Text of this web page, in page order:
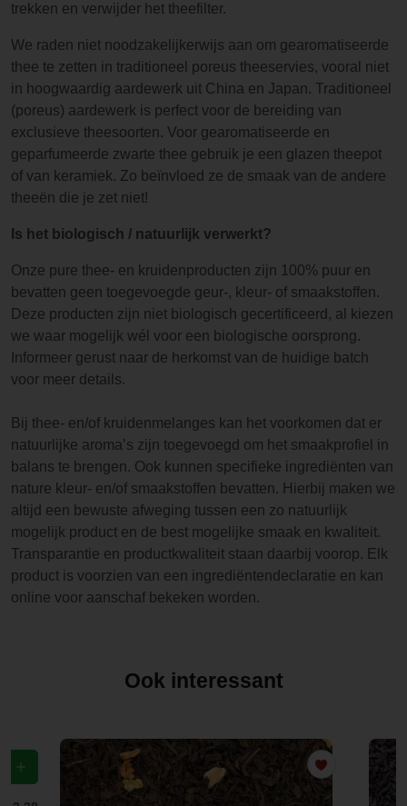
trekken en verwijder het theefilter.
We raden niet noodzakelijkerwijs aan om gearomatiseerde
thee te zetten in traditioneel poreus theeservies, vooral niet
in hoogwaardig aardewerk uit China en Japan. Traditioneel
(poreus) aardewerk is perfect voor de bereiding van
exclusieve theesoorten. Voor gearomatiseerde en
geparfumeerde zwarte thee gebruik je een glazen theepot
of van keramiek. Zo beïnvloed ze de smaak van de andere
theeën die je zet niet!
Is het biologisch / natuurlijk verwerkt?
Onze pure thee- en kruidenproducten zijn 100% puur en
bevatten geen toegevoegde geur-, kleur- of smaakstoffen.
Deze producten zijn niet biologisch gecertificeerd, al kiezen
we waar mogelijk wél voor een biologische oorsprong.
Informeer gerust naar de herkomst van de huidige batch
voor meer details.
Bij thee- en/of kruidenmelanges kan het voorkomen dat er
natuurlijke aroma’s zijn toegevoegd om het smaakprofiel in
balans te brengen. Ook kunnen specifieke ingrediënten van
nature kleur- en/of smaakstoffen bevatten. Hierbij maken we
altijd een bewuste afweging tussen een zo natuurlijk
mogelijk product en de best mogelijke smaak en kwaliteit.
Transparantie en productkwaliteit staan daarbij voorop. Elk
product is voorzien van een ingrediëntendeclaratie en kan
online voor aanschaf bekeken worden.
Ook interessant